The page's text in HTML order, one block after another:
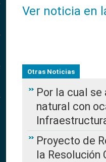
Ver noticia en
Otras Noticias
Por la cual
natural con
Proyecto de
la Resolución